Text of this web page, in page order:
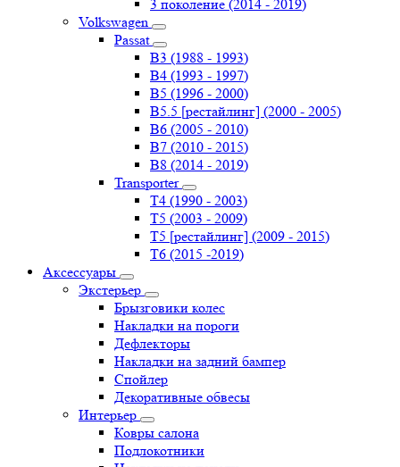
3 поколение (2014 - 2019)
Volkswagen
Passat
B3 (1988 - 1993)
B4 (1993 - 1997)
B5 (1996 - 2000)
B5.5 [рестайлинг] (2000 - 2005)
B6 (2005 - 2010)
B7 (2010 - 2015)
B8 (2014 - 2019)
Transporter
Т4 (1990 - 2003)
Т5 (2003 - 2009)
Т5 [рестайлинг] (2009 - 2015)
Т6 (2015 -2019)
Аксессуары
Экстерьер
Брызговики колес
Накладки на пороги
Дефлекторы
Накладки на задний бампер
Спойлер
Декоративные обвесы
Интерьер
Ковры салона
Подлокотники